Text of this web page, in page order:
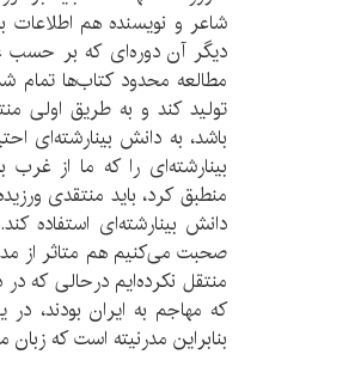
شاعر و نویسنده هم اطلاعات
دیگر آن دوره‌ای که بر
مطالعه محدود کتاب‌ها تمام
تولید کند و به طریق اولی
باشد، به دانش بینارشته‌ای
بینارشته‌ای را که ما از
منطبق کرد، باید منتقدی
دانش بینارشته‌ای استفاده
صحبت می‌کنیم هم متاثر از
منتقل نکرده‌ایم درحالی که
که مهاجم به ایران بودند،
بنابراین مدرنیته است که